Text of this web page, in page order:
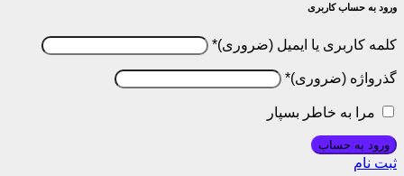
ورود به حساب کاربری
کلمه کاربری یا ایمیل *
گذرواژه *
مرا به خاطر بسپار
ورود به حساب
ثبت نام